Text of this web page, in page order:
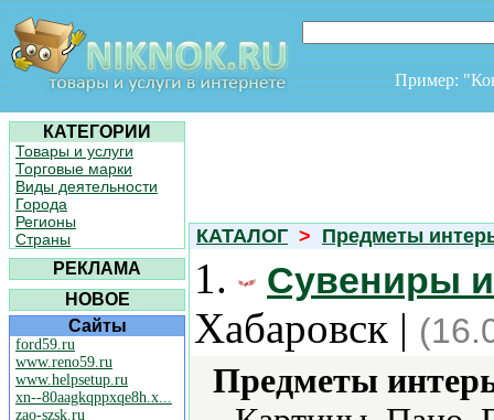
Пример:
КАТЕГОРИИ
Товары и услуги
Торговые марки
Виды деятельности
Города
Регионы
Страны
РЕКЛАМА
НОВОЕ
Сайты
ford59.ru
www.reno59.ru
www.helpsetup.ru
xn--80aagkqppxqe8h.x...
zao-szsk.ru
КАТАЛОГ > Предметы
1. Сувениры
Хабаровск |
Предметы